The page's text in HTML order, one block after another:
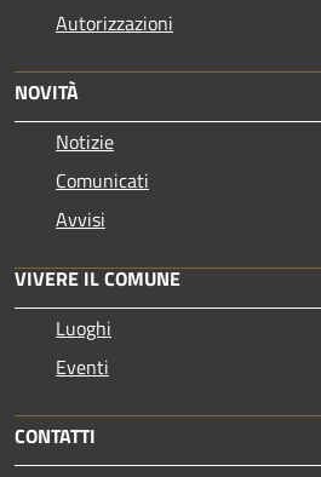
Autorizzazioni
NOVITÀ
Notizie
Comunicati
Avvisi
VIVERE IL COMUNE
Luoghi
Eventi
CONTATTI